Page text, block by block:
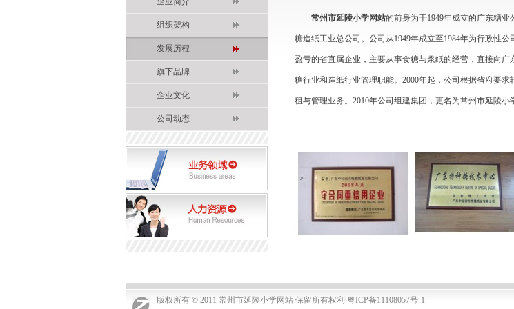
组织架构
发展历程
旗下品牌
企业文化
公司动态
常州市延陵小学网站的前身为于1949年成立的广东糖
糖造纸工业总公司。公司从1949年成立至1984年为行政性
盈亏的省直属企业，主要从事食糖与浆纸的经营，直接向
糖行业和造纸行业管理职能。2000年起，公司根据省府要
租与管理业务。2010年公司组建集团，更名为常州市延陵小
版权所有 © 2011 常州市延陵小学网站 保留所有权利 粤ICP备11108057号-1